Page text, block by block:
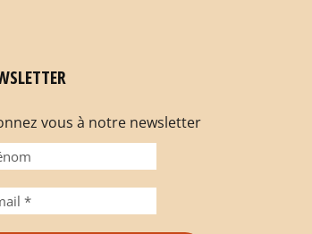
vous à notre newsletter